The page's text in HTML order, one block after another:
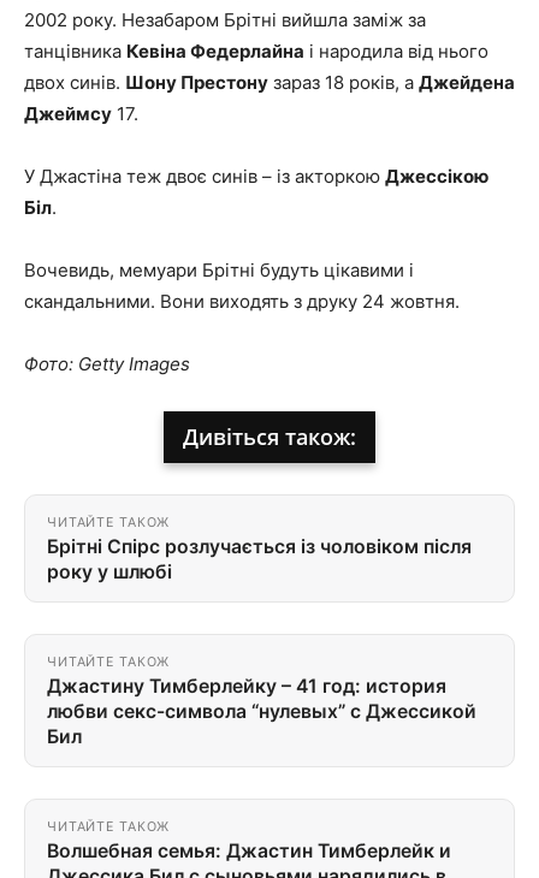
2002 року. Незабаром Брітні вийшла заміж за
танцівника Кевіна Федерлайна і народила від нього
двох синів. Шону Престону зараз 18 років, а Джейдена
Джеймсу 17.
У Джастіна теж двоє синів – із акторкою Джессікою
Біл.
Вочевидь, мемуари Брітні будуть цікавими і
скандальними. Вони виходять з друку 24 жовтня.
Фото: Getty Images
Дивіться також:
ЧИТАЙТЕ ТАКОЖ
Брітні Спірс розлучається із чоловіком після
року у шлюбі
ЧИТАЙТЕ ТАКОЖ
Джастину Тимберлейку – 41 год: история
любви секс-символа “нулевых” с Джессикой
Бил
ЧИТАЙТЕ ТАКОЖ
Волшебная семья: Джастин Тимберлейк и